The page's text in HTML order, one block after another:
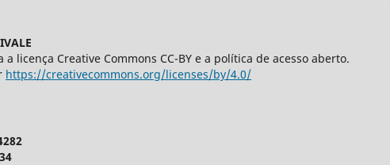
a licença Creative Commons CC-BY e a política de acesso aberto.
https://creativecommons.org/licenses/by/4.0/